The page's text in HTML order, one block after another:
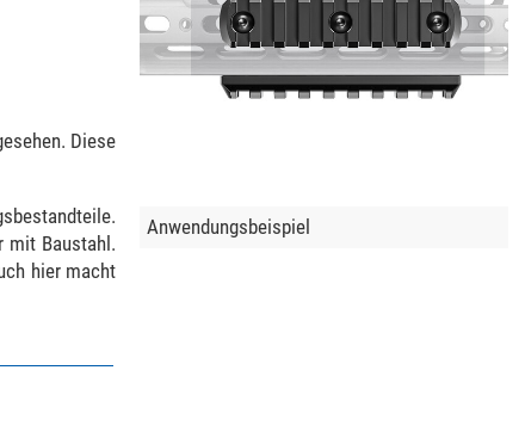
Diese
mit Baustahl.
hier macht
Anwendungsbeispiel